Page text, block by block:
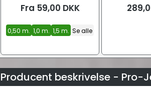
Fra 59,00 DKK
0,50 m. 1,0 m. 1,5 m. Se alle
Producent beskrivelse - Pro-